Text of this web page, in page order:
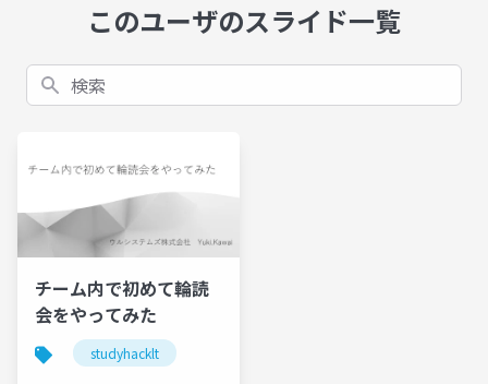
このユーザのスライド一覧
検索
チーム内で初めて輪読
会をやってみた
studyhacklt